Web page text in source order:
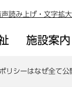
声読み上げ・文字拡大
施設案内
リシーはなぜ全て公